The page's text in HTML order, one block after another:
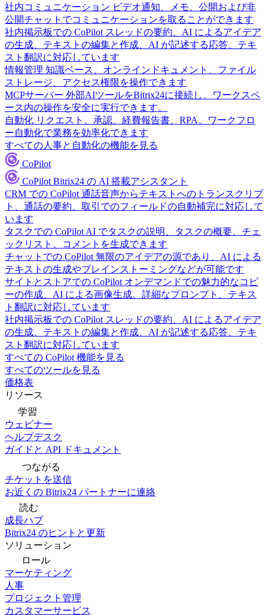
社内コミュニケーション ビデオ通知、メモ、公開および非
公開チャットでコミュニケーションを取ることができます
社内掲示板での CoPilot スレッドの要約、AI によるアイデア
の生成、テキストの編集と作成、AI が記述する応答、テキ
スト翻訳に対応しています
情報管理 知識ベース、オンラインドキュメント、ファイル
ストレージ、アクセス権限を操作できます
MCPサーバー 外部AIツールをBitrix24に接続し、ワークスペ
ース内の操作を安全に実行できます。
自動化 リクエスト、承認、経費報告書、RPA、ワークフロ
ー自動化で業務を効率化できます
すべての人事と自動化の機能を見る
CoPilot
CoPilot Bitrix24 の AI 搭載アシスタント
CRM での CoPilot 通話音声からテキストへのトランスクリプ
ト、通話の要約、取引でのフィールドの自動補完に対応して
います
タスクでの CoPilot AI でタスクの説明、タスクの概要、チェ
ックリスト、コメントを生成できます
チャットでの CoPilot 無限のアイデアの源であり、AI による
テキストの生成やブレインストーミングなどが可能です
サイトとストアでの CoPilot オンデマンドでの魅力的なコピ
ーの作成、AI による画像生成、詳細なプロンプト、テキス
ト翻訳に対応しています
社内掲示板での CoPilot スレッドの要約、AI によるアイデア
の生成、テキストの編集と作成、AI が記述する応答、テキ
スト翻訳に対応しています
すべての CoPilot 機能を見る
すべてのツールを見る
価格表
リソース
学習
ウェビナー
ヘルプデスク
ガイドと API ドキュメント
つながる
チケットを送信
お近くの Bitrix24 パートナーに連絡
読む
成長ハブ
Bitrix24 のヒントと更新
ソリューション
ロール
マーケティング
人事
プロジェクト管理
カスタマーサービス